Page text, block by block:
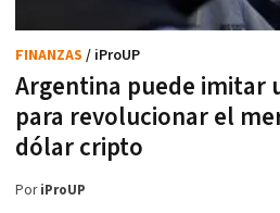
Argentina puede imitar
para revolucionar el
dólar cripto
FINANZAS / iProUP
PoriProUP